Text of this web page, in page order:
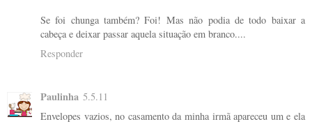
Se foi chunga também? Foi! Mas não podia de todo baixar a
cabeça e deixar passar aquela situação em branco....
Responder
Paulinha 5.5.11
Envelopes vazios, no casamento da minha irmã apareceu um e ela